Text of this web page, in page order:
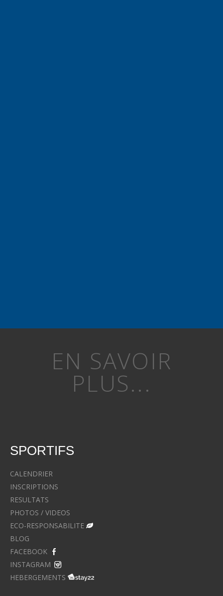
EN SAVOIR
PLUS...
SPORTIFS
CALENDRIER
INSCRIPTIONS
RESULTATS
PHOTOS / VIDEOS
ECO-RESPONSABILITE
BLOG
FACEBOOK
INSTAGRAM
HEBERGEMENTS